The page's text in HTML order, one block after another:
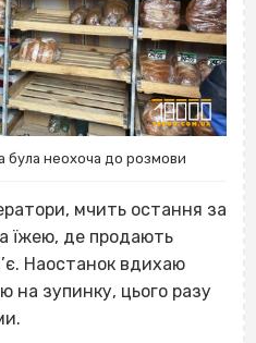
була неохоча до розмови
мчить остання за
їжею, де продають
Наостанок вдихаю
на зупинку, цього разу